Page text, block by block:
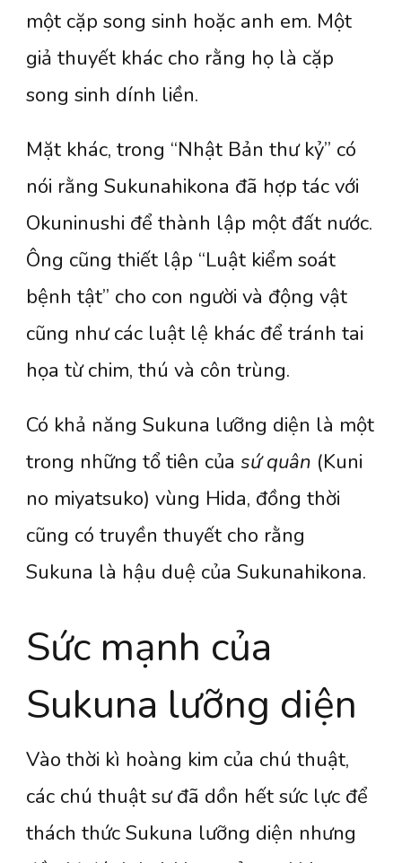
một cặp song sinh hoặc anh em. Một
giả thuyết khác cho rằng họ là cặp
song sinh dính liền.
Mặt khác, trong “Nhật Bản thư kỷ” có
nói rằng Sukunahikona đã hợp tác với
Okuninushi để thành lập một đất nước.
Ông cũng thiết lập “Luật kiểm soát
bệnh tật” cho con người và động vật
cũng như các luật lệ khác để tránh tai
họa từ chim, thú và côn trùng.
Có khả năng Sukuna lưỡng diện là một
trong những tổ tiên của sứ quân (Kuni
no miyatsuko) vùng Hida, đồng thời
cũng có truyền thuyết cho rằng
Sukuna là hậu duệ của Sukunahikona.
Sức mạnh của
Sukuna lưỡng diện
Vào thời kì hoàng kim của chú thuật,
các chú thuật sư đã dồn hết sức lực để
thách thức Sukuna lưỡng diện nhưng